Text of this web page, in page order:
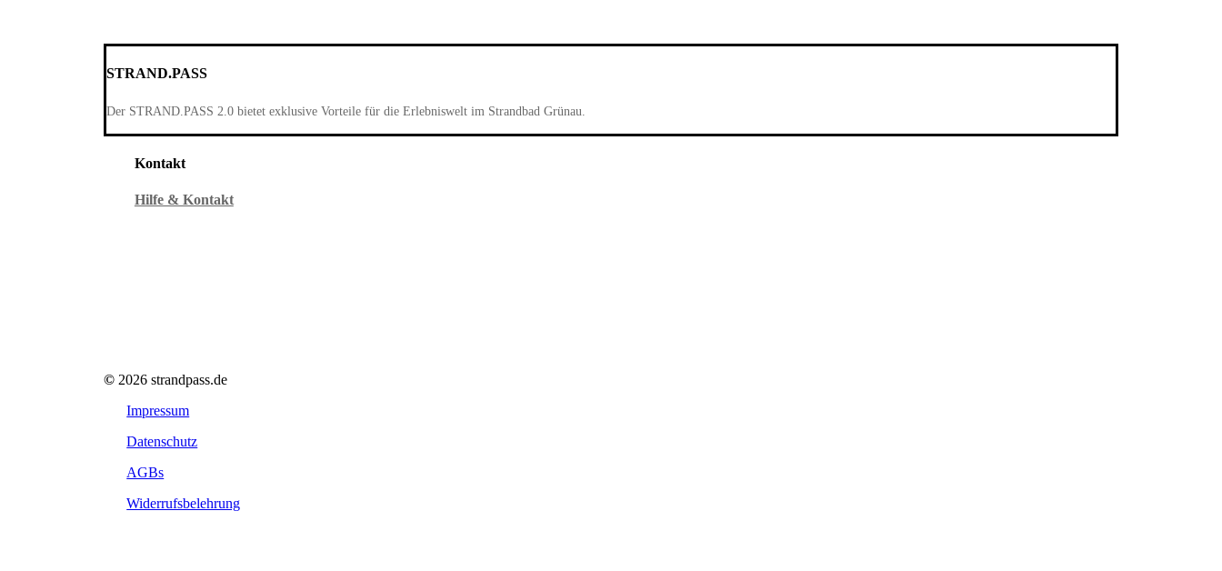
STRAND.PASS
Der STRAND.PASS 2.0 bietet exklusive Vorteile für die Erlebniswelt im Strandbad Grünau.
Kontakt
Hilfe & Kontakt
© 2026 strandpass.de
Impressum
Datenschutz
AGBs
Widerrufsbelehrung